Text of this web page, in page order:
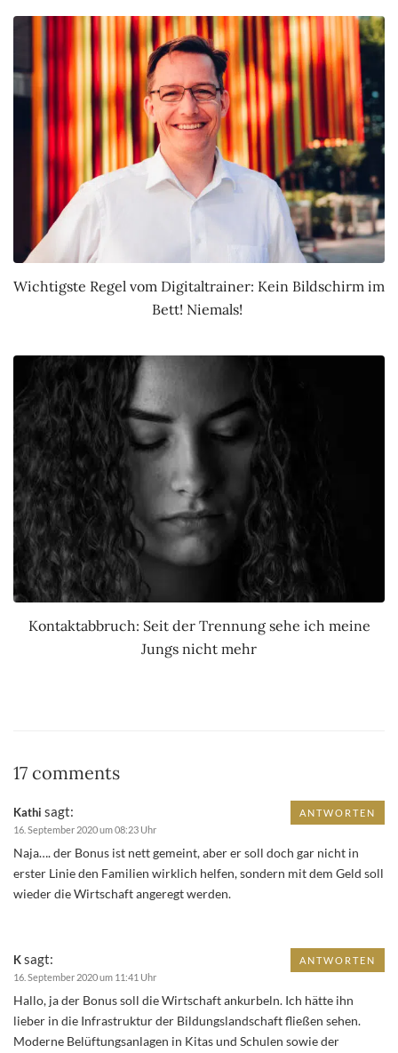
Wichtigste Regel vom Digitaltrainer: Kein Bildschirm im
Bett! Niemals!
Kontaktabbruch: Seit der Trennung sehe ich meine
Jungs nicht mehr
17 comments
Kathi sagt:
16. September 2020 um 08:23 Uhr
Naja…. der Bonus ist nett gemeint, aber er soll doch gar nicht in
erster Linie den Familien wirklich helfen, sondern mit dem Geld soll
wieder die Wirtschaft angeregt werden.
ANTWORTEN
Ksagt:
16. September 2020 um 11:41 Uhr
Hallo, ja der Bonus soll die Wirtschaft ankurbeln. Ich hätte ihn
lieber in die Infrastruktur der Bildungslandschaft fließen sehen.
Moderne Belüftungsanlagen in Kitas und Schulen sowie der
ANTWORTEN